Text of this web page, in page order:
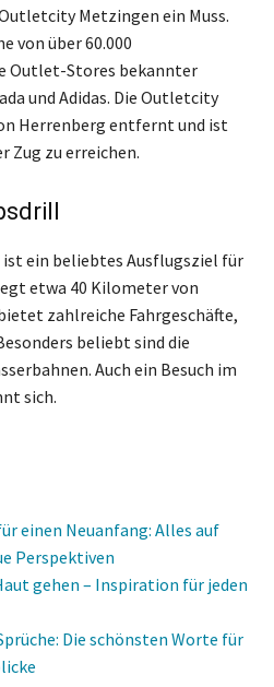
Metzingen ein Muss.
von über 60.000
Outlet-Stores bekannter
und Adidas. Die Outletcity
Herrenberg entfernt und ist
Zug zu erreichen.
ein beliebtes Ausflugsziel für
etwa 40 Kilometer von
zahlreiche Fahrgeschäfte,
beliebt sind die
Auch ein Besuch im
sich.
einen Neuanfang: Alles auf
Perspektiven
gehen – Inspiration für jeden
Die schönsten Worte für